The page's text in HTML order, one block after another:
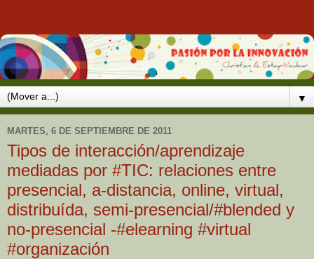
▼
MARTES, 6 DE SEPTIEMBRE DE 2011
Tipos de interacción/aprendizaje
mediadas por #TIC: relaciones entre
presencial, a-distancia, online, virtual,
distribuída, semi-presencial/#blended y
no-presencial -#elearning #virtual
#organización